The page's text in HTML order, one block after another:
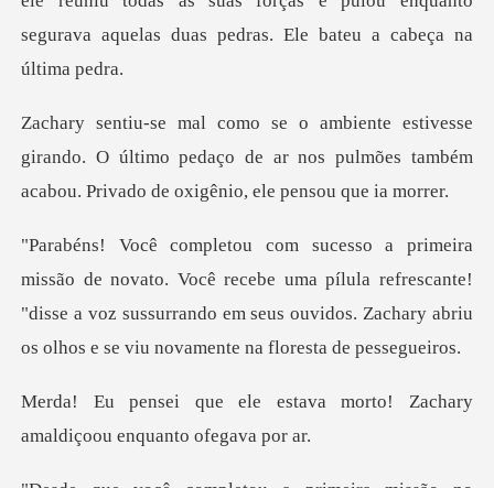
segurav
irando. O último pedaço de ar nos pulmões também
aca
recebe uma pílula refrescante!
"disse a voz sussurrando em seus ouvidos.
tava morto! Zachary
amaldiç